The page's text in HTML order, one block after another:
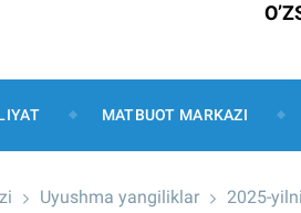
MATBUOT MARKAZI
Uyushma yangiliklar 2025-